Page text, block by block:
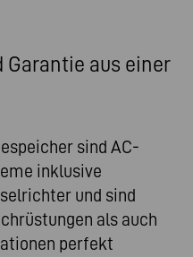
Garantie aus einer
sind AC-
inklusive
und sind
als auch
perfekt